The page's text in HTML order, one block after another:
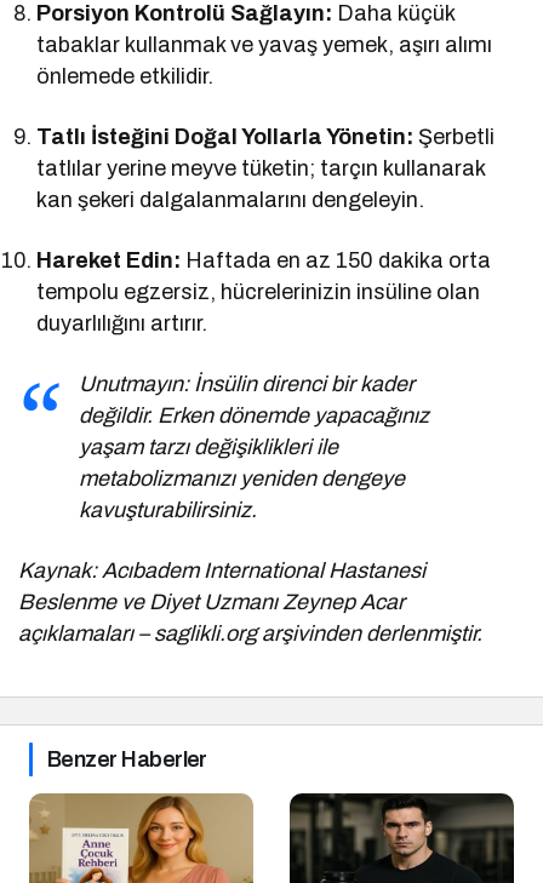
Porsiyon Kontrolü Sağlayın: Daha küçük
tabaklar kullanmak ve yavaş yemek, aşırı alımı
önlemede etkilidir.
Tatlı İsteğini Doğal Yollarla Yönetin: Şerbetli
tatlılar yerine meyve tüketin; tarçın kullanarak
kan şekeri dalgalanmalarını dengeleyin.
Hareket Edin: Haftada en az 150 dakika orta
tempolu egzersiz, hücrelerinizin insüline olan
duyarlılığını artırır.
Unutmayın: İnsülin direnci bir kader
değildir. Erken dönemde yapacağınız
yaşam tarzı değişiklikleri ile
metabolizmanızı yeniden dengeye
kavuşturabilirsiniz.
Kaynak: Acıbadem International Hastanesi
Beslenme ve Diyet Uzmanı Zeynep Acar
açıklamaları – saglikli.org arşivinden derlenmiştir.
Benzer Haberler